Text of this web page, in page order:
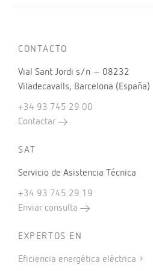
CONTACTO
Vial Sant Jordi s/n – 08232
Viladecavalls, Barcelona (España)
+34 93 745 29 00
Contactar
SAT
Servicio de Asistencia Técnica
+34 93 745 29 19
Enviar consulta
EXPERTOS EN
Eficiencia energética eléctrica